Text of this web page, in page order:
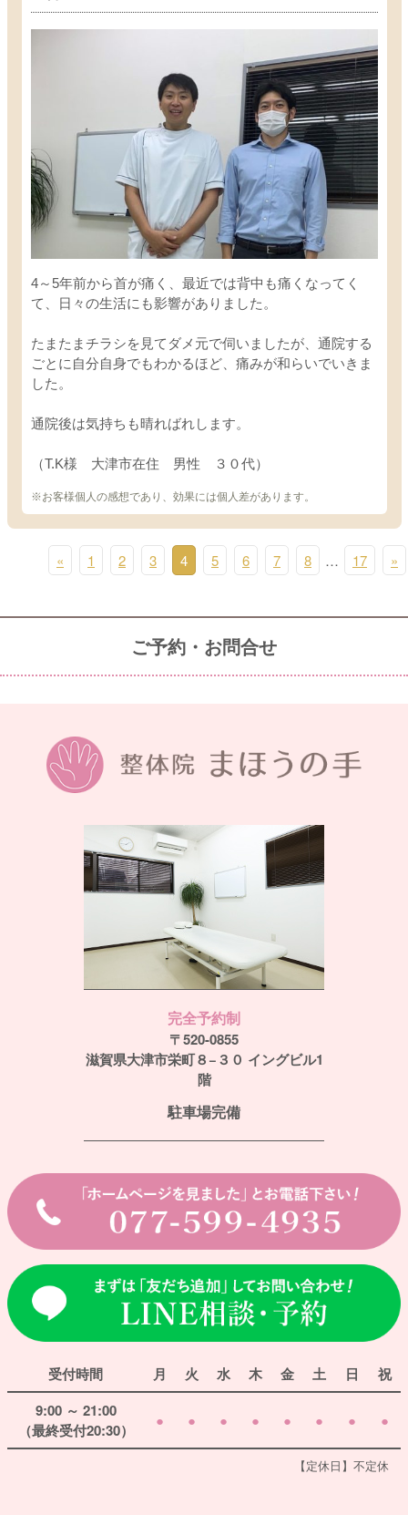
4～5年前から首が痛く、最近では背中も痛くなってく
て、日々の生活にも影響がありました。
たまたまチラシを見てダメ元で伺いましたが、通院する
ごとに自分自身でもわかるほど、痛みが和らいでいきま
した。
通院後は気持ちも晴ればれします。
（T.K様 大津市在住 男性 ３０代）
※お客様個人の感想であり、効果には個人差があります。
« 1 2 3 4 5 6 7 8 … 17 »
ご予約・お問合せ
完全予約制
〒520-0855
滋賀県大津市栄町８−３０ イングビル1
階
駐車場完備
受付時間 月 火 水 木 金 土 日
祝
9:00 ～ 21:00
（最終受付20:30）
● ● ● ● ● ● ● ●
【定休日】不定休